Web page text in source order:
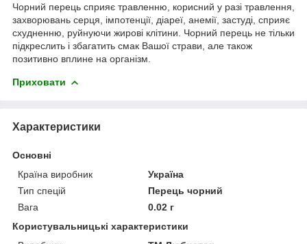
Чорний перець сприяє травленню, корисний у разі травлення,
захворювань серця, імпотенції, діареї, анемії, застуді, сприяє
схудненню, руйнуючи жирові клітини. Чорний перець не тільки
підкреслить і збагатить смак Вашої страви, але також
позитивно вплине на організм.
Приховати
Характеристики
Основні
Країна виробник
Україна
Тип спецій
Перець чорний
Вага
0.02 г
Користувальницькі характеристики